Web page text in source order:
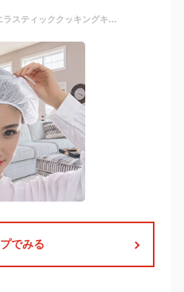
コック用ヘアネット、フルエラスティッククッキングキャップ、 しやすい伸縮性のある帽子 、料理用ヘアネット、ヘア ネット フード サービス、クッキング用ヘアネット、快適で耐久性があり、キッチンヘアネット、研究所、工場生産、病院、食品サービスラインでの作業用ヘアネットを使用できます
でみる